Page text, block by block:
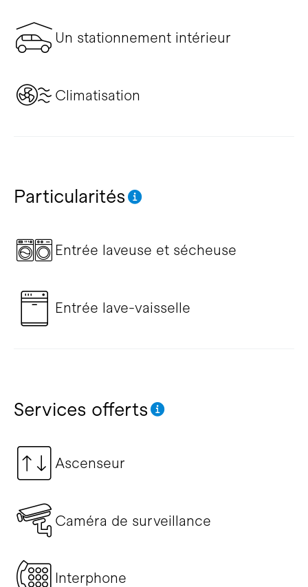
Un stationnement intérieur
Climatisation
Particularités
Entrée laveuse et sécheuse
Entrée lave-vaisselle
Services offerts
Ascenseur
Caméra de surveillance
Interphone